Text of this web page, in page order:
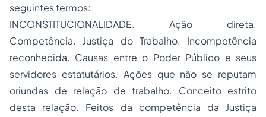
seguintes termos:
INCONSTITUCIONALIDADE. Ação direta.
Competência. Justiça do Trabalho. Incompetência
reconhecida. Causas entre o Poder Público e seus
servidores estatutários. Ações que não se reputam
oriundas de relação de trabalho. Conceito estrito
desta relação. Feitos da competência da Justiça